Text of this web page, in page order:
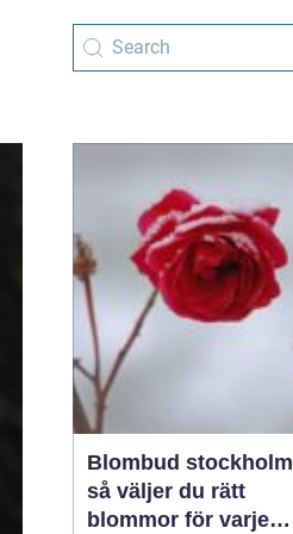
Blombud stockholm
så väljer du rätt
blommor för varje